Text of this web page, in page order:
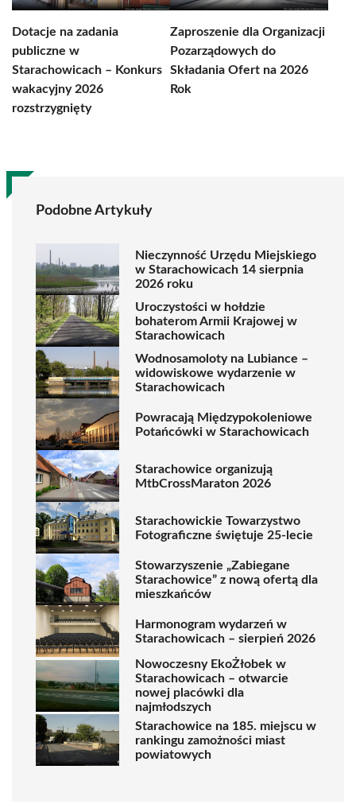
Dotacje na zadania
publiczne w
Starachowicach – Konkurs
wakacyjny 2026
rozstrzygnięty
Zaproszenie dla Organizacji
Pozarządowych do
Składania Ofert na 2026
Rok
Podobne Artykuły
Nieczynność Urzędu Miejskiego
w Starachowicach 14 sierpnia
2026 roku
Uroczystości w hołdzie
bohaterom Armii Krajowej w
Starachowicach
Wodnosamoloty na Lubiance –
widowiskowe wydarzenie w
Starachowicach
Powracają Międzypokoleniowe
Potańcówki w Starachowicach
Starachowice organizują
MtbCrossMaraton 2026
Starachowickie Towarzystwo
Fotograficzne świętuje 25-lecie
Stowarzyszenie „Zabiegane
Starachowice” z nową ofertą dla
mieszkańców
Harmonogram wydarzeń w
Starachowicach – sierpień 2026
Nowoczesny EkoŻłobek w
Starachowicach – otwarcie
nowej placówki dla
najmłodszych
Starachowice na 185. miejscu w
rankingu zamożności miast
powiatowych